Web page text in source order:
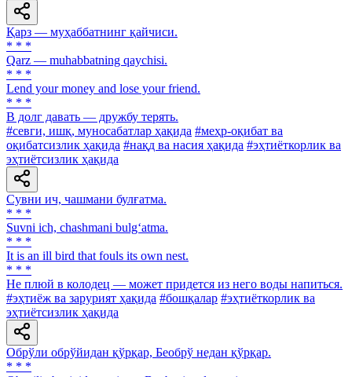
Қарз — муҳаббатнинг қайчиси.
* * *
Qarz — muhabbatning qaychisi.
* * *
Lend your money and lose your friend.
* * *
В долг давать — дружбу терять.
#севги, ишқ, муносабатлар ҳақида #меҳр-оқибат ва
оқибатсизлик ҳақида #нақд ва насия ҳақида #эҳтиёткорлик ва
эҳтиётсизлик ҳақида
Сувни ич, чашмани булғатма.
* * *
Suvni ich, chashmani bulg‘atma.
* * *
It is an ill bird that fouls its own nest.
* * *
He плюй в колодец — может придется из него воды напиться.
#эҳтиёж ва зарурият ҳақида #бошқалар #эҳтиёткорлик ва
эҳтиётсизлик ҳақида
Обрўли обрўйидан қўрқар, Беобрў недан қўрқар.
* * *